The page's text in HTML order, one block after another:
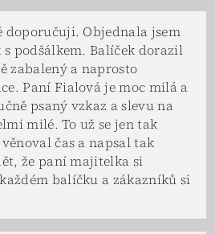
doporučuji. Objednala jsem
s podšálkem. Balíček dorazil
zabalený a naprosto
Paní Fialová je moc milá a
psaný vzkaz a slevu na
milé. To už se jen tak
čas a napsal tak
že paní majitelka si
balíčku a zákazníků si